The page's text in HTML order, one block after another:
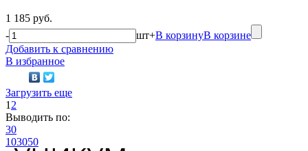
1 185 руб.
-
шт+В корзинуВ корзине
Добавить к сравнению
В избранное
Загрузить еще
1 2
Выводить по:
30
103050